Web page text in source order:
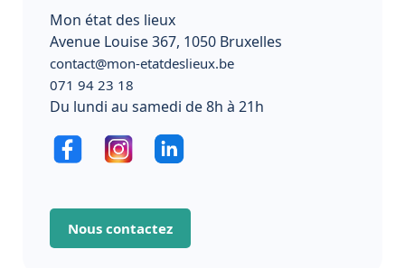
Mon état des lieux
Avenue Louise 367, 1050 Bruxelles
contact@mon-etatdeslieux.be
071 94 23 18
Du lundi au samedi de 8h à 21h
Nous contactez